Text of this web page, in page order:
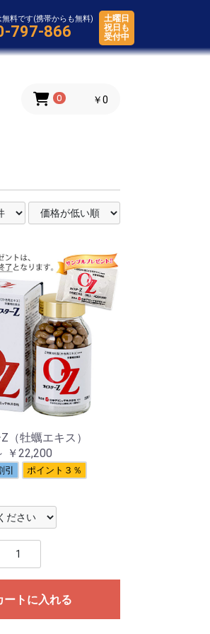
料です(携帯からも無料)
797-866
土曜日
祝日も
受付中
0 ￥0
（牡蠣エキス）
￥22,200
引 ポイント３％
ートに入れる